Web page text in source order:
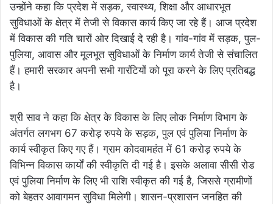
उन्होंने कहा कि प्रदेश में सड़क, स्वास्थ्य, शिक्षा और आधारभूत
सुविधाओं के क्षेत्र में तेजी से विकास कार्य किए जा रहे हैं। आज प्रदेश
में विकास की गति चारों ओर दिखाई दे रही है। गांव-गांव में सड़क, पुल-
पुलिया, आवास और मूलभूत सुविधाओं के निर्माण कार्य तेजी से संचालित
हैं। हमारी सरकार अपनी सभी गारंटियों को पूरा करने के लिए प्रतिबद्ध
है।
श्री साव ने कहा कि क्षेत्र के विकास के लिए लोक निर्माण विभाग के
अंतर्गत लगभग 67 करोड़ रुपये के सड़क, पुल एवं पुलिया निर्माण के
कार्य स्वीकृत किए गए हैं। ग्राम कोदवामहंत में 61 करोड़ रुपये के
विभिन्न विकास कार्यों की स्वीकृति दी गई है। इसके अलावा सीसी रोड
एवं पुलिया निर्माण के लिए भी राशि स्वीकृत की गई है, जिससे ग्रामीणों
को बेहतर आवागमन सुविधा मिलेगी। शासन-प्रशासन जनहित की